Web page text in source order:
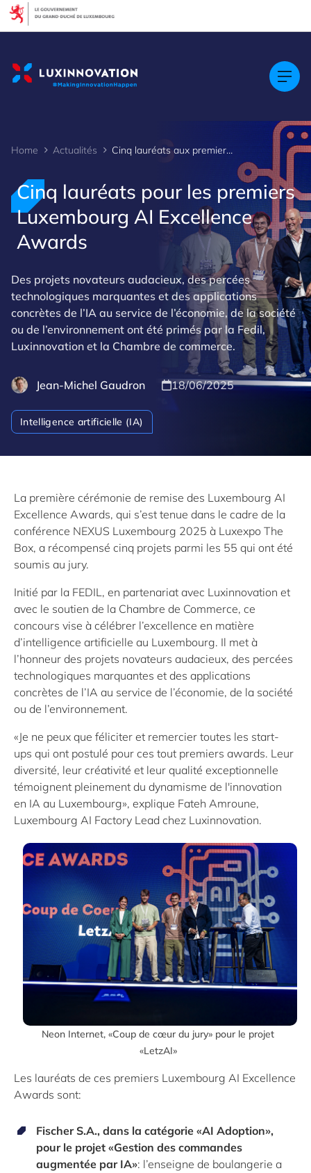
Home Actualités Cinq lauréats aux premiers Luxembourg AI Excellence Awards
Cinq lauréats pour les premiers
Luxembourg AI Excellence
Awards
Des projets novateurs audacieux, des percées
technologiques marquantes et des applications
concrètes de l’IA au service de l’économie, de la société
ou de l’environnement ont été primés par la Fedil,
Luxinnovation et la Chambre de commerce.
Jean-Michel Gaudron 18/06/2025
Intelligence artificielle (IA)
La première cérémonie de remise des Luxembourg AI
Excellence Awards, qui s’est tenue dans le cadre de la
conférence NEXUS Luxembourg 2025 à Luxexpo The
Box, a récompensé cinq projets parmi les 55 qui ont été
soumis au jury.
Initié par la FEDIL, en partenariat avec Luxinnovation et
avec le soutien de la Chambre de Commerce, ce
concours vise à célébrer l’excellence en matière
d’intelligence artificielle au Luxembourg. Il met à
l’honneur des projets novateurs audacieux, des percées
technologiques marquantes et des applications
concrètes de l’IA au service de l’économie, de la société
ou de l’environnement.
«Je ne peux que féliciter et remercier toutes les start-
ups qui ont postulé pour ces tout premiers awards. Leur
diversité, leur créativité et leur qualité exceptionnelle
témoignent pleinement du dynamisme de l'innovation
en IA au Luxembourg», explique Fateh Amroune,
Luxembourg AI Factory Lead chez Luxinnovation.
Neon Internet, «Coup de cœur du jury» pour le projet
«LetzAI»
Les lauréats de ces premiers Luxembourg AI Excellence
Awards sont:
Fischer S.A., dans la catégorie «AI Adoption»,
pour le projet «Gestion des commandes
augmentée par IA»: l’enseigne de boulangerie a
Cookies management panel